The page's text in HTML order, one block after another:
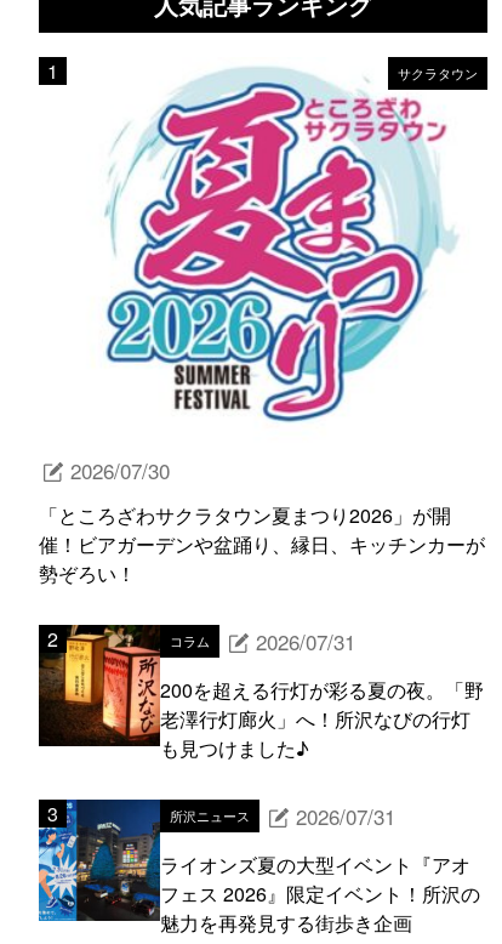
サクラタウン
2026/07/30
「ところざわサクラタウン夏まつり2026」が開
催！ビアガーデンや盆踊り、縁日、キッチンカーが
勢ぞろい！
コラム 2026/07/31
200を超える行灯が彩る夏の夜。「野
老澤行灯廊火」へ！所沢なびの行灯
も見つけました♪
所沢ニュース 2026/07/31
ライオンズ夏の大型イベント『アオ
フェス 2026』限定イベント！所沢の
魅力を再発見する街歩き企画